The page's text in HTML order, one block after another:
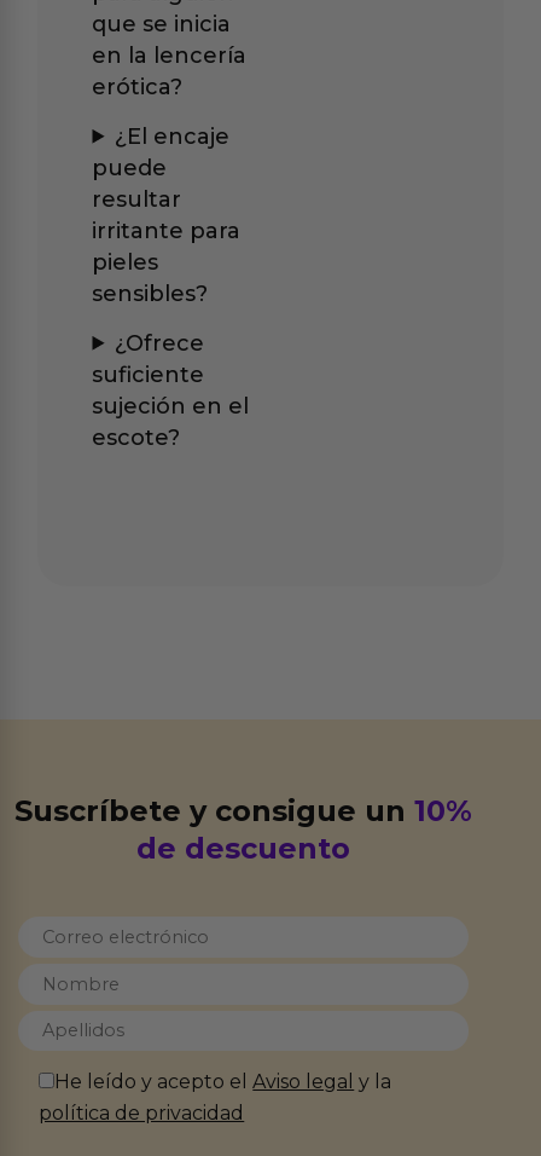
que se inicia
en la lencería
erótica?
¿El encaje
puede
resultar
irritante para
pieles
sensibles?
¿Ofrece
suficiente
sujeción en el
escote?
Suscríbete y consigue un10%
de descuento
He leído y acepto elAviso legal y la
política de privacidad